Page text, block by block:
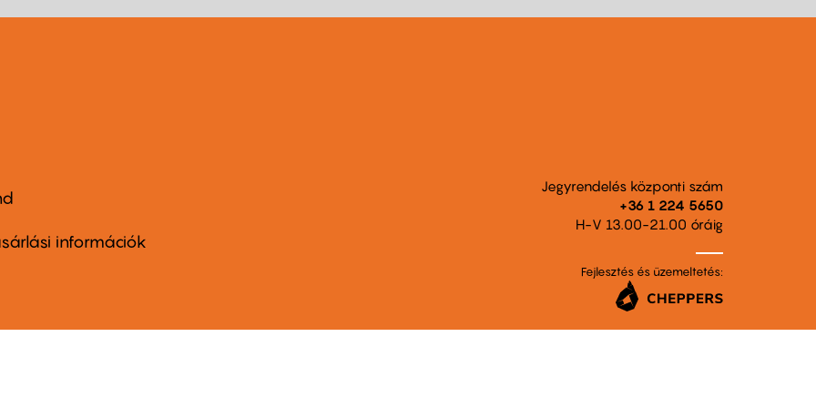
információk
Jegyrendelés központi szám
+36 1 224 5650
H-V 13.00-21.00 óráig
Fejlesztés és üzemeltetés: